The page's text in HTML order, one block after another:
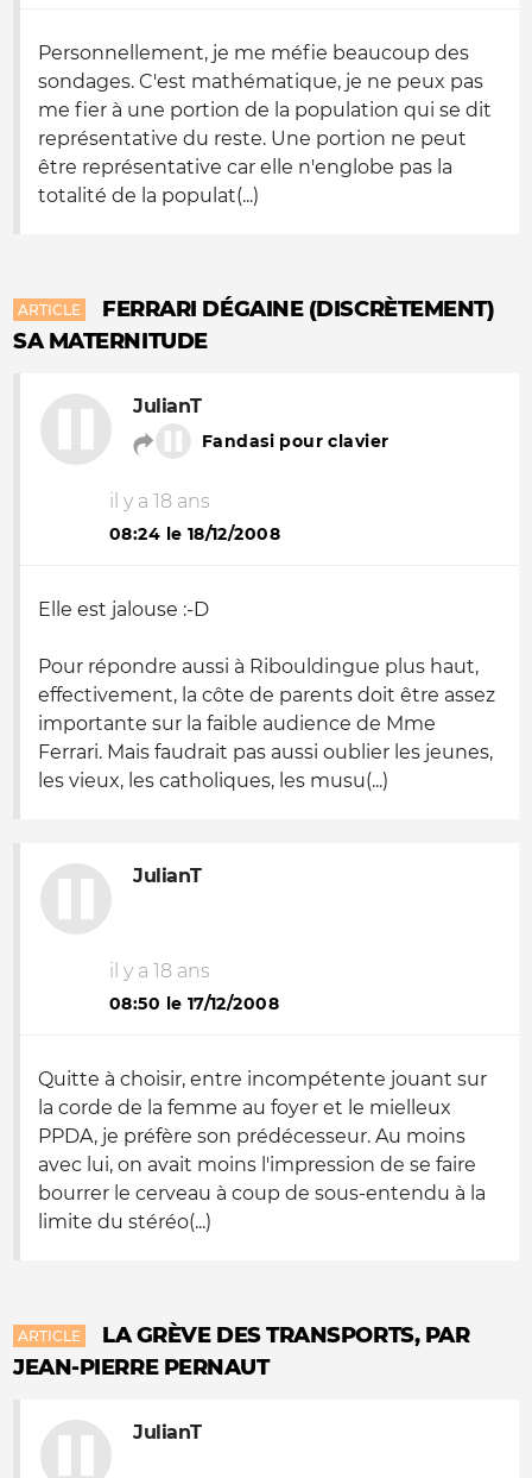
Personnellement, je me méfie beaucoup des
sondages. C'est mathématique, je ne peux pas
me fier à une portion de la population qui se dit
représentative du reste. Une portion ne peut
être représentative car elle n'englobe pas la
totalité de la populat(...)
ARTICLE
FERRARI DÉGAINE (DISCRÈTEMENT)
SA MATERNITUDE
JulianT
Fandasi pour clavier
il y a 18 ans
08:24 le 18/12/2008
Elle est jalouse :-D
Pour répondre aussi à Ribouldingue plus haut,
effectivement, la côte de parents doit être assez
importante sur la faible audience de Mme
Ferrari. Mais faudrait pas aussi oublier les jeunes,
les vieux, les catholiques, les musu(...)
JulianT
il y a 18 ans
08:50 le 17/12/2008
Quitte à choisir, entre incompétente jouant sur
la corde de la femme au foyer et le mielleux
PPDA, je préfère son prédécesseur. Au moins
avec lui, on avait moins l'impression de se faire
bourrer le cerveau à coup de sous-entendu à la
limite du stéréo(...)
ARTICLE
LA GRÈVE DES TRANSPORTS, PAR
JEAN-PIERRE PERNAUT
JulianT